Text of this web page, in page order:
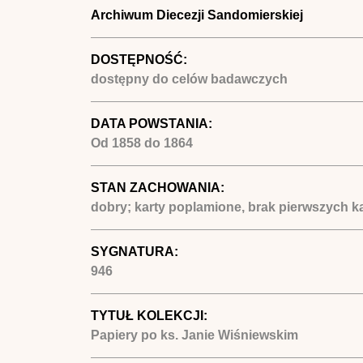
Archiwum Diecezji Sandomierskiej
DOSTĘPNOŚĆ:
dostępny do celów badawczych
DATA POWSTANIA:
Od 1858do 1864
STAN ZACHOWANIA:
dobry; karty poplamione, brak pierwszych
SYGNATURA:
946
TYTUŁ KOLEKCJI:
Papiery po ks. Janie Wiśniewskim